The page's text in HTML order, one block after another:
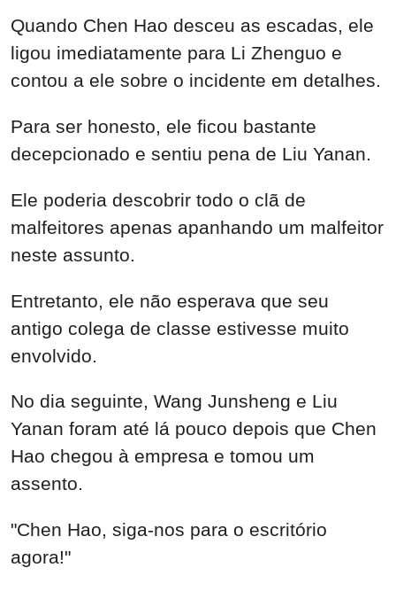
Quando Chen Hao desceu as escadas, ele
ligou imediatamente para Li Zhenguo e
contou a ele sobre o incidente em detalhes.
Para ser honesto, ele ficou bastante
decepcionado e sentiu pena de Liu Yanan.
Ele poderia descobrir todo o clã de
malfeitores apenas apanhando um malfeitor
neste assunto.
Entretanto, ele não esperava que seu
antigo colega de classe estivesse muito
envolvido.
No dia seguinte, Wang Junsheng e Liu
Yanan foram até lá pouco depois que Chen
Hao chegou à empresa e tomou um
assento.
"Chen Hao, siga-nos para o escritório
agora!"